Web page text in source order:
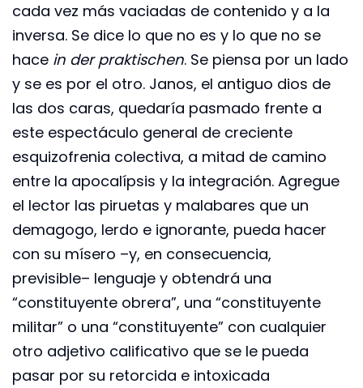
cada vez más vaciadas de contenido y a la
inversa. Se dice lo que no es y lo que no se
hace in der praktischen. Se piensa por un lado
y se es por el otro. Janos, el antiguo dios de
las dos caras, quedaría pasmado frente a
este espectáculo general de creciente
esquizofrenia colectiva, a mitad de camino
entre la apocalípsis y la integración. Agregue
el lector las piruetas y malabares que un
demagogo, lerdo e ignorante, pueda hacer
con su mísero –y, en consecuencia,
previsible– lenguaje y obtendrá una
“constituyente obrera”, una “constituyente
militar” o una “constituyente” con cualquier
otro adjetivo calificativo que se le pueda
pasar por su retorcida e intoxicada